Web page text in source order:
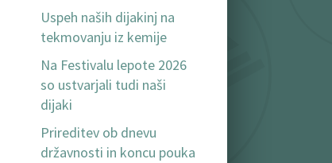
Uspeh naših dijakinj na
tekmovanju iz kemije
Na Festivalu lepote 2026
so ustvarjali tudi naši
dijaki
Prireditev ob dnevu
državnosti in koncu pouka